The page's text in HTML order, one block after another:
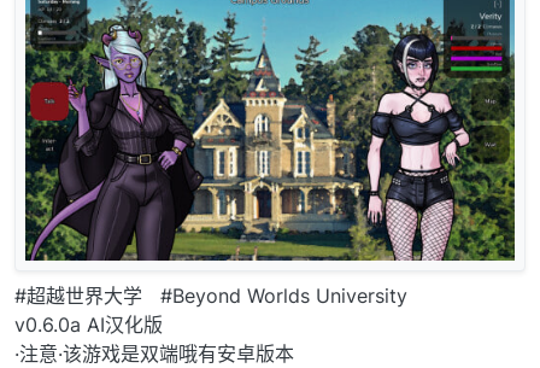
#超越世界大学 #Beyond Worlds University
v0.6.0a AI汉化版
·注意·该游戏是双端哦有安卓版本